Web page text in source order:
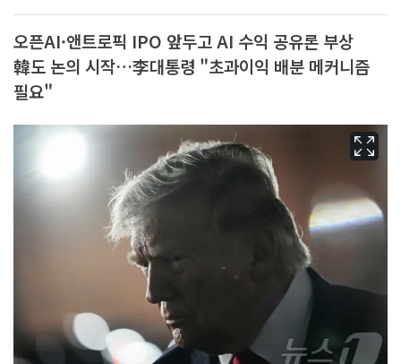
오픈AI·앤트로픽 IPO 앞두고 AI 수익 공유론 부상
韓도 논의 시작…李대통령 "초과이익 배분 메커니즘
필요"